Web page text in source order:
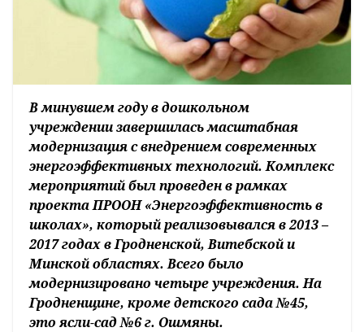
В минувшем году в дошкольном
учреждении завершилась масштабная
модернизация с внедрением современных
энергоэффективных технологий. Комплекс
мероприятий был проведен в рамках
проекта ПРООН «Энергоэффективность в
школах», который реализовывался в 2013 –
2017 годах в Гродненской, Витебской и
Минской областях. Всего было
модернизировано четыре учреждения. На
Гродненщине, кроме детского сада №45,
это ясли-сад №6 г. Ошмяны.